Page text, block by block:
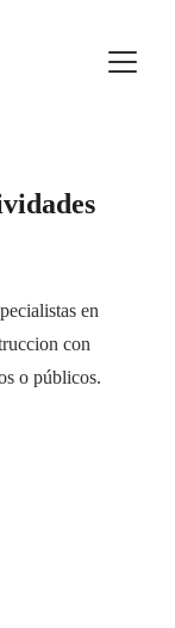
en
con
o públicos.